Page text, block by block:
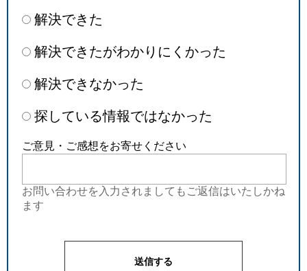
解決できた
解決できたがわかりにくかった
解決できなかった
探している情報ではなかった
ご意見・ご感想をお寄せください
お問い合わせを入力されましてもご返信はいたしかね
ます